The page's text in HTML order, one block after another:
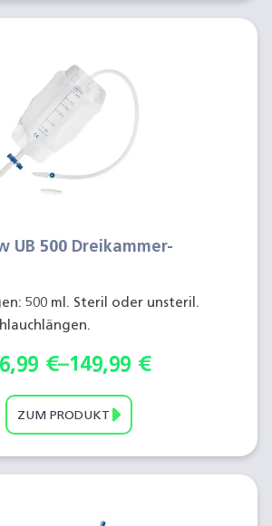
UB 500 Dreikammer-
500 ml. Steril oder unsteril.
€–149,99 €
ZUM PRODUKT